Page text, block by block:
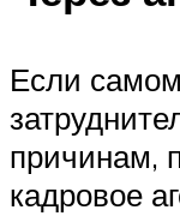
Если
причинам,
кадровое